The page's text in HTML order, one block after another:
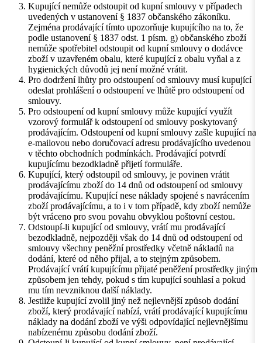
Kupující nemůže odstoupit od kupní smlouvy v případech
uvedených v ustanovení § 1837 občanského zákoníku.
Zejména prodávající tímto upozorňuje kupujícího na to, že
podle ustanovení § 1837 odst. 1 písm. g) občanského zboží
nemůže spotřebitel odstoupit od kupní smlouvy o dodávce
zboží v uzavřeném obalu, které kupující z obalu vyňal a z
hygienických důvodů jej není možné vrátit.
Pro dodržení lhůty pro odstoupení od smlouvy musí kupující
odeslat prohlášení o odstoupení ve lhůtě pro odstoupení od
smlouvy.
Pro odstoupení od kupní smlouvy může kupující využít
vzorový formulář k odstoupení od smlouvy poskytovaný
prodávajícím. Odstoupení od kupní smlouvy zašle kupující na
e-mailovou nebo doručovací adresu prodávajícího uvedenou
v těchto obchodních podmínkách. Prodávající potvrdí
kupujícímu bezodkladně přijetí formuláře.
Kupující, který odstoupil od smlouvy, je povinen vrátit
prodávajícímu zboží do 14 dnů od odstoupení od smlouvy
prodávajícímu. Kupující nese náklady spojené s navrácením
zboží prodávajícímu, a to i v tom případě, kdy zboží nemůže
být vráceno pro svou povahu obvyklou poštovní cestou.
Odstoupí-li kupující od smlouvy, vrátí mu prodávající
bezodkladně, nejpozději však do 14 dnů od odstoupení od
smlouvy všechny peněžní prostředky včetně nákladů na
dodání, které od něho přijal, a to stejným způsobem.
Prodávající vrátí kupujícímu přijaté peněžení prostředky jiným
způsobem jen tehdy, pokud s tím kupující souhlasí a pokud
mu tím nevzniknou další náklady.
Jestliže kupující zvolil jiný než nejlevnější způsob dodání
zboží, který prodávající nabízí, vrátí prodávající kupujícímu
náklady na dodání zboží ve výši odpovídající nejlevnějšímu
nabízenému způsobu dodání zboží.